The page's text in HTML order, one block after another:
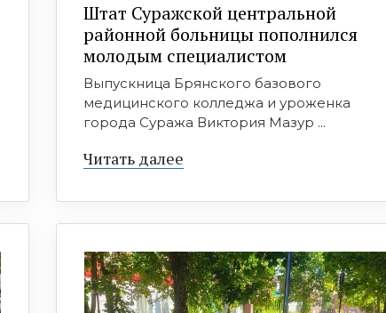
Штат Суражской центральной
районной больницы пополнился
молодым специалистом
Выпускница Брянского базового
медицинского колледжа и уроженка
города Суража Виктория Мазур ...
Читать далее